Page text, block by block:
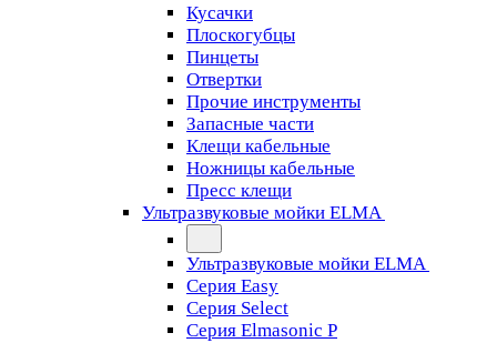
Кусачки
Плоскогубцы
Пинцеты
Отвертки
Прочие инструменты
Запасные части
Клещи кабельные
Ножницы кабельные
Пресс клещи
Ультразвуковые мойки ELMA
Ультразвуковые мойки ELMA
Серия Easy
Серия Select
Серия Elmasonic P